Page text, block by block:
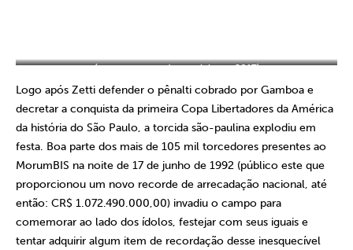
(arte para as redes sociais em 2017)
Logo após Zetti defender o pênalti cobrado por Gamboa e
decretar a conquista da primeira Copa Libertadores da América
da história do São Paulo, a torcida são-paulina explodiu em
festa. Boa parte dos mais de 105 mil torcedores presentes ao
MorumBIS na noite de 17 de junho de 1992 (público este que
proporcionou um novo recorde de arrecadação nacional, até
então: CR$ 1.072.490.000,00) invadiu o campo para
comemorar ao lado dos ídolos, festejar com seus iguais e
tentar adquirir algum item de recordação desse inesquecível